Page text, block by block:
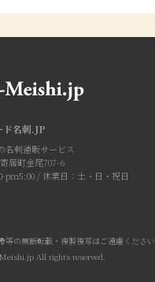
ド名刺.JP
名刺通販サービス
居町金尾707-6
pm5:00 / 休業日：土・日・祝日
等の無断転載・複製複写はご遠慮ください
All rights reserved.